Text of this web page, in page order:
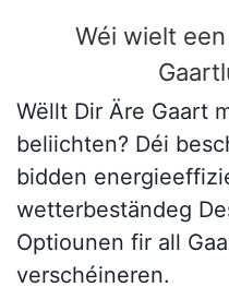
Wéi wielt
Wëllt Dir Äre Gaart
beliichten? Déi
bidden
wetterbeständeg
Optiounen fir all
verschéineren.